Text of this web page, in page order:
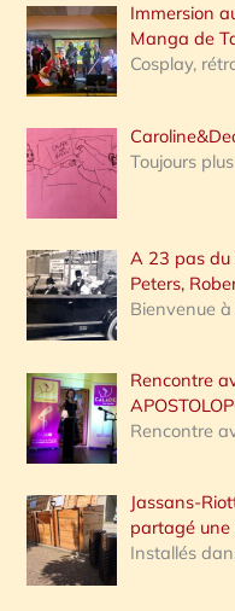
:
Immersion
Manga de
Cosplay,
Toujours
A 23 pas du
Peters,
Bienvenue
Rencontre
Rencontre
Jassans-
partagé une
Installés